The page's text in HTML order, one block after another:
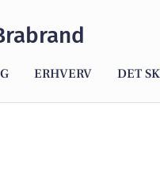
ERHVERV DET